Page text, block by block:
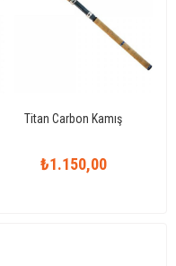
Titan Carbon Kamış
₺1.150,00